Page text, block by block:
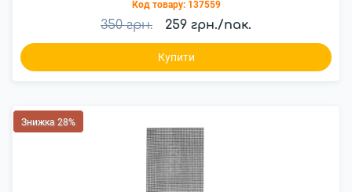
Код товару: 137559
350 грн. 259 грн./пак.
Купити
Знижка 28%